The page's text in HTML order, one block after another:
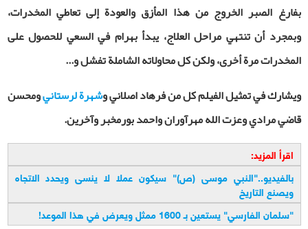
بفارغ الصبر الخروج من هذا المأزق والعودة إلى تعاطي المخدرات،
وبمجرد أن تنتهي مراحل العلاج، يبدأ بهرام في السعي للحصول على
المخدرات مرة أخرى، ولكن كل محاولاته الشاملة تفشل و...
ويشارك في تمثيل الفيلم كل من فرهاد اصلاني وشهرة لرستانيومحسن
قاضي مرادي وعزت الله مهرآوران واحمد بورمخبر وآخرين.
اقرأ المزيد:
بالفيديو.."النبي موسى (ص)" سيكون عملا لا ينسى ويحدد الاتجاه
ويصنع التاريخ
"سلمان الفارسي" يستعين بـ 1600 ممثل ويعرض في هذا الموعد!